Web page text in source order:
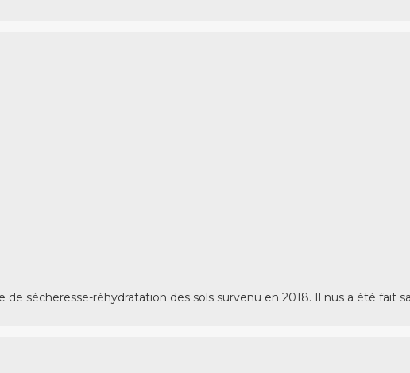
sécheresse-réhydratation des sols survenu en 2018. Il nus a été fait